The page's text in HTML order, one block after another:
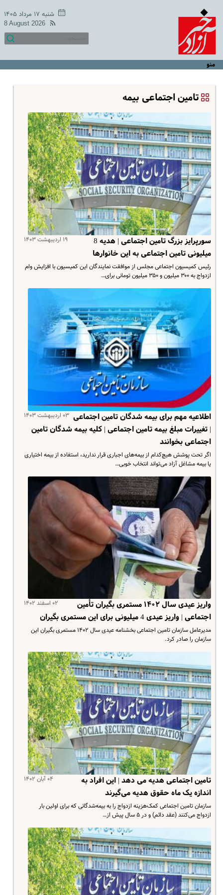
شنبه ۱۷ مرداد ۱۴۰۵
8 August 2026
منو
تامین اجتماعی بیمه
۱۹ اردیبهشت ۱۴۰۳
سورپرایز بزرگ تامین اجتماعی | هدیه 8
میلیونی تامین اجتماعی به این خانوارها
رئیس کمیسیون اجتماعی مجلس از موافقت نمایندگان این کمیسیون با افزایش وام
ازدواج به ۳۰۰ میلیون و ۳۵۰ میلیون تومانی برای…
۰۳ اردیبهشت ۱۴۰۳ اطلاعیه مهم برای بیمه شدگان تامین اجتماعی
| تغییرات مبلغ بیمه تامین اجتماعی | کلیه بیمه شدگان تامین
اجتماعی بخوانند
اگر تحت پوشش هیچ‌کدام از بیمه‌های اجباری قرار ندارید، استفاده از بیمه اختیاری
یا بیمه مشاغل آزاد می‌تواند انتخاب خوبی…
۰۲ اسفند ۱۴۰۲
واریز عیدی سال ۱۴۰۲ مستمری بگیران تأمین
اجتماعی | واریز عیدی 4 میلیونی برای این مستمری بگیران
مدیرعامل سازمان تامین اجتماعی بخشنامه عیدی سال ۱۴۰۲ مستمری بگیران این
سازمان را صادر کرد.
۰۴ آبان ۱۴۰۲
تامین اجتماعی هدیه می دهد | این افراد به
اندازه یک ماه حقوق هدیه می‌گیرند
سازمان تامین اجتماعی کمک‌هزینه ازدواج را به بیمه‌شدگانی که برای اولین‌ بار
ازدواج می‌کنند (عقد دائم) و در ۵ سال پیش از…